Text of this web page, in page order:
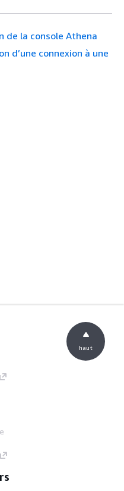
de la console Athena
d’une connexion à une
haut